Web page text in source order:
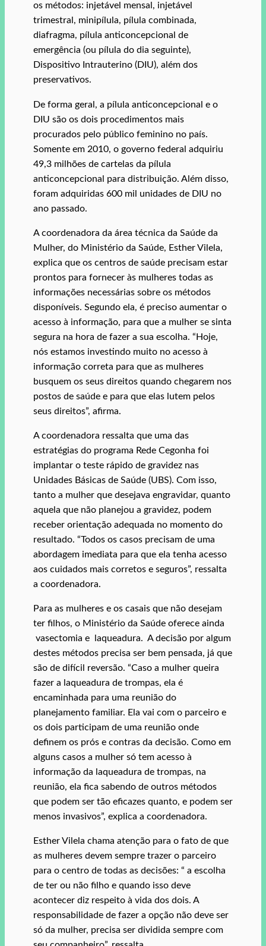
os métodos: injetável mensal, injetável
trimestral, minipílula, pílula combinada,
diafragma, pílula anticoncepcional de
emergência (ou pílula do dia seguinte),
Dispositivo Intrauterino (DIU), além dos
preservativos.
De forma geral, a pílula anticoncepcional e o
DIU são os dois procedimentos mais
procurados pelo público feminino no país.
Somente em 2010, o governo federal adquiriu
49,3 milhões de cartelas da pílula
anticoncepcional para distribuição. Além disso,
foram adquiridas 600 mil unidades de DIU no
ano passado.
A coordenadora da área técnica da Saúde da
Mulher, do Ministério da Saúde, Esther Vilela,
explica que os centros de saúde precisam estar
prontos para fornecer às mulheres todas as
informações necessárias sobre os métodos
disponíveis. Segundo ela, é preciso aumentar o
acesso à informação, para que a mulher se sinta
segura na hora de fazer a sua escolha. “Hoje,
nós estamos investindo muito no acesso à
informação correta para que as mulheres
busquem os seus direitos quando chegarem nos
postos de saúde e para que elas lutem pelos
seus direitos”, afirma.
A coordenadora ressalta que uma das
estratégias do programa Rede Cegonha foi
implantar o teste rápido de gravidez nas
Unidades Básicas de Saúde (UBS). Com isso,
tanto a mulher que desejava engravidar, quanto
aquela que não planejou a gravidez, podem
receber orientação adequada no momento do
resultado. “Todos os casos precisam de uma
abordagem imediata para que ela tenha acesso
aos cuidados mais corretos e seguros”, ressalta
a coordenadora.
Para as mulheres e os casais que não desejam
ter filhos, o Ministério da Saúde oferece ainda
vasectomia e laqueadura. A decisão por algum
destes métodos precisa ser bem pensada, já que
são de difícil reversão. “Caso a mulher queira
fazer a laqueadura de trompas, ela é
encaminhada para uma reunião do
planejamento familiar. Ela vai com o parceiro e
os dois participam de uma reunião onde
definem os prós e contras da decisão. Como em
alguns casos a mulher só tem acesso à
informação da laqueadura de trompas, na
reunião, ela fica sabendo de outros métodos
que podem ser tão eficazes quanto, e podem ser
menos invasivos”, explica a coordenadora.
Esther Vilela chama atenção para o fato de que
as mulheres devem sempre trazer o parceiro
para o centro de todas as decisões: “ a escolha
de ter ou não filho e quando isso deve
acontecer diz respeito à vida dos dois. A
responsabilidade de fazer a opção não deve ser
só da mulher, precisa ser dividida sempre com